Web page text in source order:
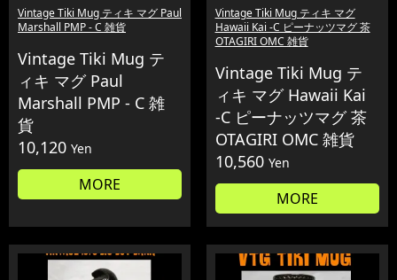
Vintage Tiki Mug ティキ マグ Paul
Marshall PMP - C 雑貨
Vintage Tiki Mug テ
ィキ マグ Paul
Marshall PMP - C 雑
貨
10,120 Yen
MORE
Vintage Tiki Mug ティキ マグ
Hawaii Kai -C ピーナッツマグ 茶
OTAGIRI OMC 雑貨
Vintage Tiki Mug テ
ィキ マグ Hawaii Kai
-C ピーナッツマグ 茶
OTAGIRI OMC 雑貨
10,560 Yen
MORE